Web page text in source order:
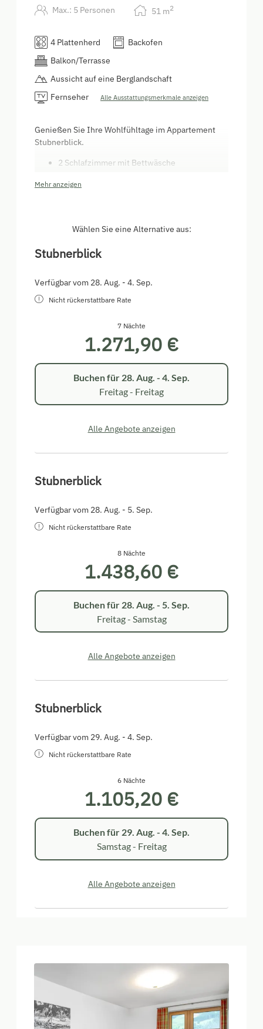
Max.: 5 Personen 51 m2
4 Plattenherd
Backofen
Balkon/Terrasse
Aussicht auf eine Berglandschaft
Fernseher
Alle Ausstattungsmerkmale anzeigen
Genießen Sie Ihre Wohlfühltage im Appartement
Stubnerblick.
2 Schlafzimmer mit Bettwäsche
Geschirrspüler, Kaffeemaschine,
Dusche/WC mit Handtücher
Balkon süd- und westseitig
Mehr anzeigen
Wählen Sie eine Alternative aus:
Stubnerblick
Verfügbar vom 28. Aug. - 4. Sep.
Nicht rückerstattbare Rate
7 Nächte
1.271,90 €
Buchen für 28. Aug. - 4. Sep.
Freitag - Freitag
Alle Angebote anzeigen
Stubnerblick
Verfügbar vom 28. Aug. - 5. Sep.
Nicht rückerstattbare Rate
8 Nächte
1.438,60 €
Buchen für 28. Aug. - 5. Sep.
Freitag - Samstag
Alle Angebote anzeigen
Stubnerblick
Verfügbar vom 29. Aug. - 4. Sep.
Nicht rückerstattbare Rate
6 Nächte
1.105,20 €
Buchen für 29. Aug. - 4. Sep.
Samstag - Freitag
Alle Angebote anzeigen